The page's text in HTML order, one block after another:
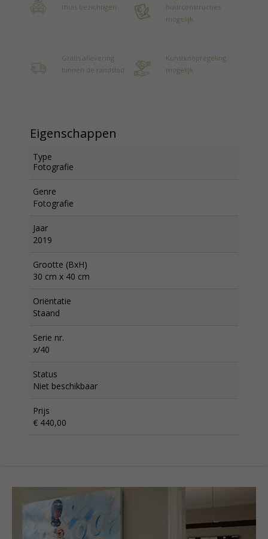
thuis bezichtigen
huurconstructies
mogelijk
Gratis aflevering
binnen de randstad
Kunstkoopregeling
mogelijk
Eigenschappen
Type
Fotografie
Genre
Fotografie
Jaar
2019
Grootte (BxH)
30 cm x 40 cm
Oriëntatie
Staand
Serie nr.
x/40
Status
Niet beschikbaar
Prijs
€ 440,00